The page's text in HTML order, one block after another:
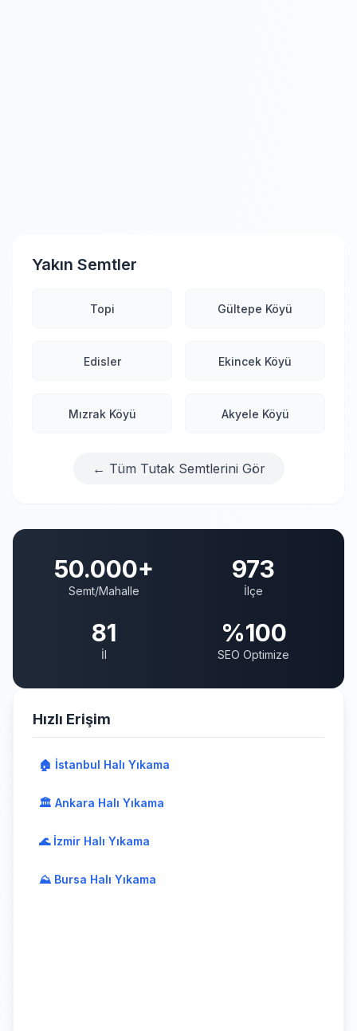
Yakın Semtler
Topi Gültepe Köyü
Edisler Ekincek Köyü
Mızrak Köyü Akyele Köyü
← Tüm Tutak Semtlerini Gör
50.000+
Semt/Mahalle
973
İlçe
81
İl
%100
SEO Optimize
Hızlı Erişim
🏠 İstanbul Halı Yıkama
🏛️ Ankara Halı Yıkama
🌊 İzmir Halı Yıkama
⛰️ Bursa Halı Yıkama